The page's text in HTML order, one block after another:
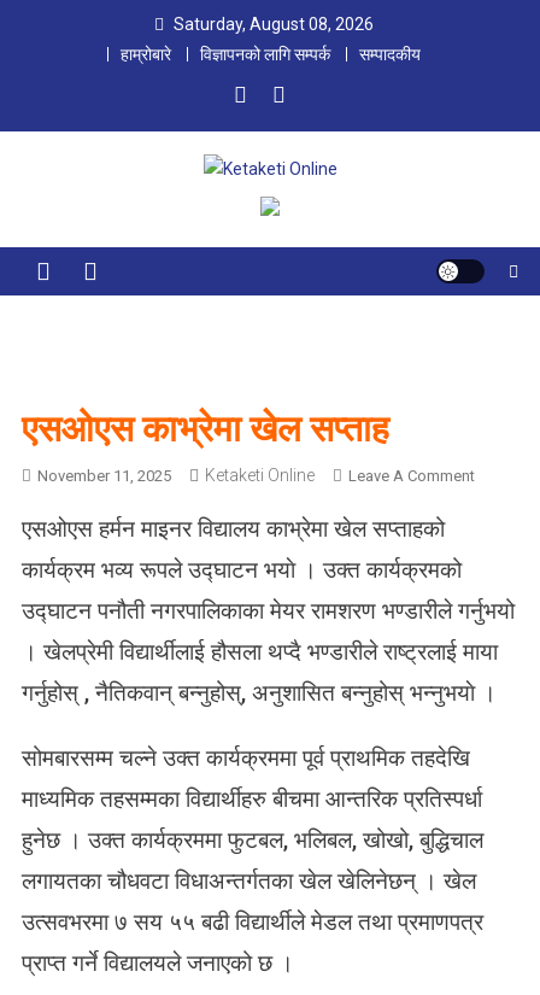
Saturday, August 08, 2026
हाम्रोबारे
विज्ञापनको लागि सम्पर्क सम्पादकीय
Ketaketi Online
First Nepali Online Magazine For Children
एसओएस काभ्रेमा खेल सप्ताह
November 11, 2025 Ketaketi Online Leave A CommentO
ए
स
प्ता
एसओएस हर्मन माइनर विद्यालय काभ्रेमा खेल सप्ताहको
कार्यक्रम भव्य रूपले उद्घाटन भयाे । उक्त कार्यक्रमको
उद्घाटन पनौती नगरपालिकाका मेयर रामशरण भण्डारीले गर्नुभयो
। खेलप्रेमी विद्यार्थीलाई हौसला थप्दै भण्डारीले राष्ट्रलाई माया
गर्नुहोस् , नैतिकवान् बन्नुहोस्, अनुशासित बन्नुहोस् भन्नुभयाे ।
सोमबारसम्म चल्ने उक्त कार्यक्रममा पूर्व प्राथमिक तहदेखि
माध्यमिक तहसम्मका विद्यार्थीहरु बीचमा आन्तरिक प्रतिस्पर्धा
हुनेछ । उक्त कार्यक्रममा फुटबल, भलिबल, खोखो, बुद्धिचाल
लगायतका चौधवटा विधाअन्तर्गतका खेल खेलिनेछन् । खेल
उत्सवभरमा ७ सय ५५ बढी विद्यार्थीले मेडल तथा प्रमाणपत्र
प्राप्त गर्ने विद्यालयले जनाएको छ ।